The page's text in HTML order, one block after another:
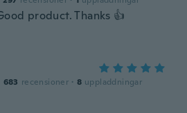
product. Thanks 👍
683 recensioner · 8 uppladdningar